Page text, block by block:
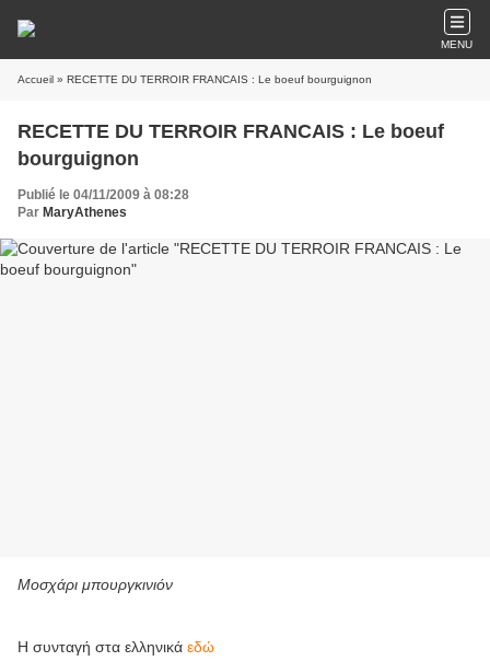
MENU
Accueil » RECETTE DU TERROIR FRANCAIS : Le boeuf bourguignon
RECETTE DU TERROIR FRANCAIS : Le boeuf
bourguignon
Publié le 04/11/2009 à 08:28
Par MaryAthenes
Μοσχάρι μπουργκινιόν
Η συνταγή στα ελληνικά εδώ